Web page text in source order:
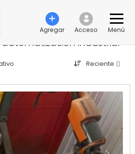
Agregar Acceso Menú
industrial
Reciente